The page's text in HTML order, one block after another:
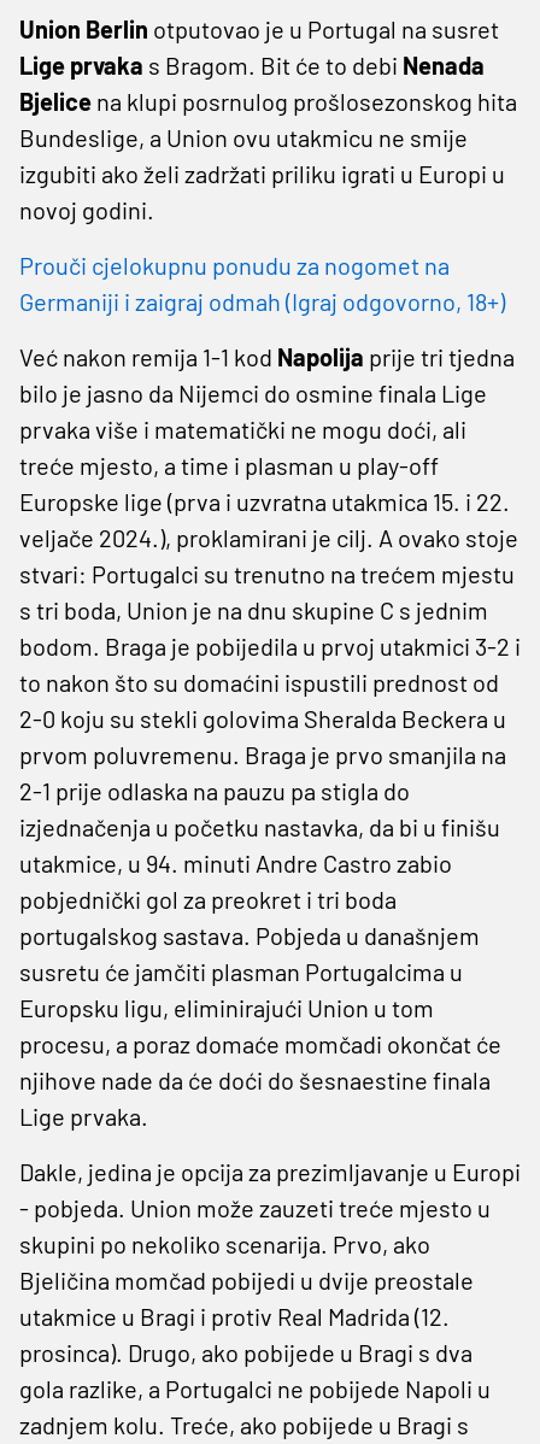
Union Berlin otputovao je u Portugal na susret
Lige prvaka s Bragom. Bit će to debi Nenada
Bjelice na klupi posrnulog prošlosezonskog hita
Bundeslige, a Union ovu utakmicu ne smije
izgubiti ako želi zadržati priliku igrati u Europi u
novoj godini.
Prouči cjelokupnu ponudu za nogomet na
Germaniji i zaigraj odmah (Igraj odgovorno, 18+)
Već nakon remija 1-1 kod Napolija prije tri tjedna
bilo je jasno da Nijemci do osmine finala Lige
prvaka više i matematički ne mogu doći, ali
treće mjesto, a time i plasman u play-off
Europske lige (prva i uzvratna utakmica 15. i 22.
veljače 2024.), proklamirani je cilj. A ovako stoje
stvari: Portugalci su trenutno na trećem mjestu
s tri boda, Union je na dnu skupine C s jednim
bodom. Braga je pobijedila u prvoj utakmici 3-2 i
to nakon što su domaćini ispustili prednost od
2-0 koju su stekli golovima Sheralda Beckera u
prvom poluvremenu. Braga je prvo smanjila na
2-1 prije odlaska na pauzu pa stigla do
izjednačenja u početku nastavka, da bi u finišu
utakmice, u 94. minuti Andre Castro zabio
pobjednički gol za preokret i tri boda
portugalskog sastava. Pobjeda u današnjem
susretu će jamčiti plasman Portugalcima u
Europsku ligu, eliminirajući Union u tom
procesu, a poraz domaće momčadi okončat će
njihove nade da će doći do šesnaestine finala
Lige prvaka.
Dakle, jedina je opcija za prezimljavanje u Europi
- pobjeda. Union može zauzeti treće mjesto u
skupini po nekoliko scenarija. Prvo, ako
Bjeličina momčad pobijedi u dvije preostale
utakmice u Bragi i protiv Real Madrida (12.
prosinca). Drugo, ako pobijede u Bragi s dva
gola razlike, a Portugalci ne pobijede Napoli u
zadnjem kolu. Treće, ako pobijede u Bragi s